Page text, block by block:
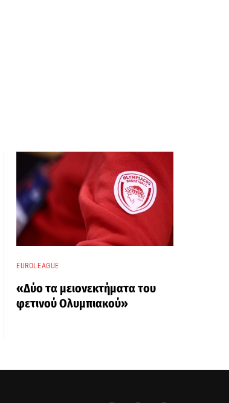
EUROLEAGUE
«Δύο τα μειονεκτήματα του
φετινού Ολυμπιακού»